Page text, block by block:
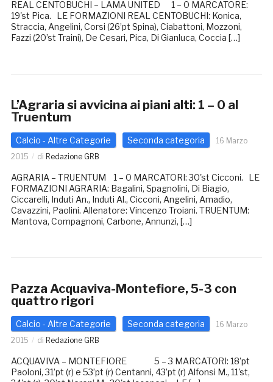
REAL CENTOBUCHI – LAMA UNITED 1 – 0 MARCATORE:
19'st Pica. LE FORMAZIONI REAL CENTOBUCHI: Konica,
Straccia, Angelini, Corsi (26’pt Spina), Ciabattoni, Mozzoni,
Fazzi (20’st Traini), De Cesari, Pica, Di Gianluca, Coccia […]
L’Agraria si avvicina ai piani alti: 1 – 0 al
Truentum
Calcio - Altre Categorie Seconda categoria
16 Marzo
2015
di Redazione GRB
AGRARIA – TRUENTUM 1 – 0 MARCATORI: 30'st Cicconi. LE
FORMAZIONI AGRARIA: Bagalini, Spagnolini, Di Biagio,
Ciccarelli, Induti An., Induti Al., Cicconi, Angelini, Amadio,
Cavazzini, Paolini. Allenatore: Vincenzo Troiani. TRUENTUM:
Mantova, Compagnoni, Carbone, Annunzi, […]
Pazza Acquaviva-Montefiore, 5-3 con
quattro rigori
Calcio - Altre Categorie Seconda categoria
16 Marzo
2015
di Redazione GRB
ACQUAVIVA – MONTEFIORE 5 – 3 MARCATORI: 18’pt
Paoloni, 31’pt (r) e 53’pt (r) Centanni, 43’pt (r) Alfonsi M., 11'st,